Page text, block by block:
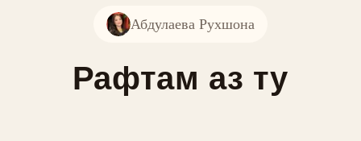
Абдулаева Рухшона
Рафтам аз ту